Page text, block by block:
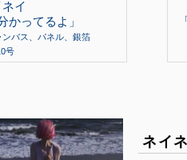
イ
かってるよ」
バス、パネル、銀箔
号
ネイ